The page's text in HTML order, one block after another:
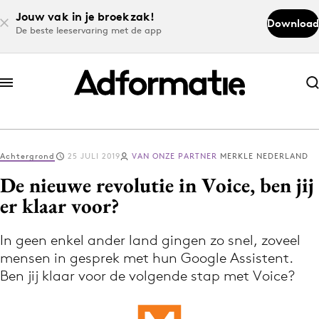
Jouw vak in je broekzak!
De beste leeservaring met de app
Download
Abonneer nu
Abonneer nu
Log in
Volg het laatste nieuws via de Adformatie
Nieuws app
Achtergrond 25 JULI 2019 VAN ONZE PARTNER MERKLE NEDERLAND
De nieuwe revolutie in Voice, ben jij
er klaar voor?
In geen enkel ander land gingen zo snel, zoveel
mensen in gesprek met hun Google Assistent.
Ben jij klaar voor de volgende stap met Voice?